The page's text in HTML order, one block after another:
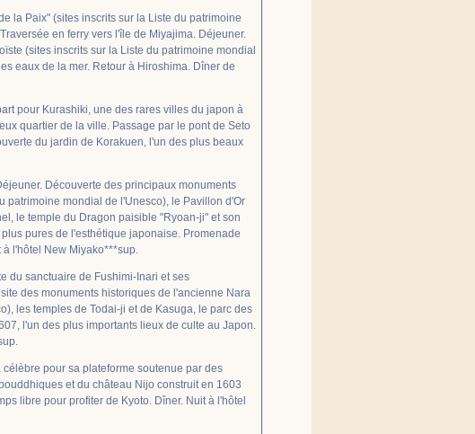
la Paix" (sites inscrits sur la Liste du patrimoine
en ferry vers l'île de Miyajima. Déjeuner.
(sites inscrits sur la Liste du patrimoine mondial
eaux de la mer. Retour à Hiroshima. Dîner de
pour Kurashiki, une des rares villes du japon à
quartier de la ville. Passage par le pont de Seto
du jardin de Korakuen, l'un des plus beaux
Découverte des principaux monuments
patrimoine mondial de l'Unesco), le Pavillon d'Or
le temple du Dragon paisible "Ryoan-ji" et son
pures de l'esthétique japonaise. Promenade
l'hôtel New Miyako***sup.
du sanctuaire de Fushimi-Inari et ses
des monuments historiques de l'ancienne Nara
les temples de Todai-ji et de Kasuga, le parc des
l'un des plus importants lieux de culte au Japon.
pour sa plateforme soutenue par des
et du château Nijo construit en 1603
libre pour profiter de Kyoto. Dîner. Nuit à l'hôtel